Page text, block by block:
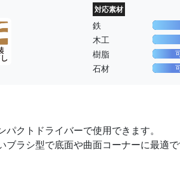
対応素材
鉄
木工
樹脂
石材
パクトドライバーで使用できます。
ブラシ型で底面や曲面コーナーに最適で